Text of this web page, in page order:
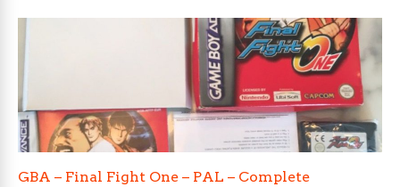
GBA – Final Fight One – PAL – Complete